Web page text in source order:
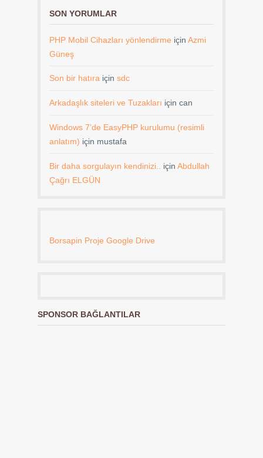
SON YORUMLAR
PHP Mobil Cihazları yönlendirme için Azmi
Güneş
Son bir hatıra için sdc
Arkadaşlık siteleri ve Tuzakları için can
Windows 7’de EasyPHP kurulumu (resimli
anlatım) için mustafa
Bir daha sorgulayın kendinizi.. için Abdullah
Çağrı ELGÜN
Borsapin Proje Google Drive
SPONSOR BAĞLANTILAR